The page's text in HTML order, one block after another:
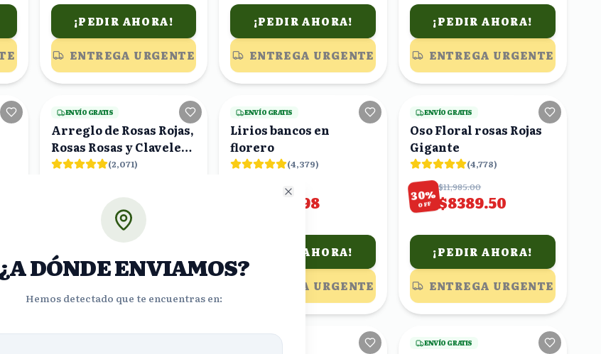
¡PEDIR AHORA!
ENTREGA URGENTE
¡PEDIR AHORA!
ENTREGA URGENTE
¡PEDIR AHORA!
ENTREGA URGENTE
5viendo
ENVÍO GRATIS
Arreglo de Rosas Rojas,
Rosas Rosas y Claveles
Blancos en Caja Rosa
(2,071)
$900.00
17viendo
ENVÍO GRATIS
Lirios bancos en
florero
(4,379)
$902.75
$649.98
¡PEDIR AHORA!
ENTREGA URGENTE
21viendo
ENVÍO GRATIS
Oso Floral rosas Rojas
Gigante
(4,778)
30%
OFF
$11,985.00
$8389.50
¡PEDIR AHORA!
ENTREGA URGENTE
23viendo
ENVÍO GRATIS
17viendo
ENVÍO GRATIS
DÓNDE ENVIAMOS?
Hemos detectado que te encuentras en:
Close